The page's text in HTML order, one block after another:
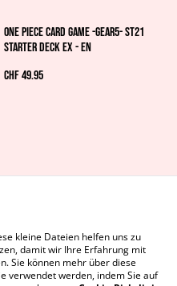
ONE PIECE CARD GAME -GEAR5- ST21
STARTER DECK EX - EN
CHF 49.95
Cookie-Richtlinie
uns
kleine Dateien helfen uns zu
damit wir Ihre Erfahrung mit
Sie können mehr über diese
verwendet werden, indem Sie auf